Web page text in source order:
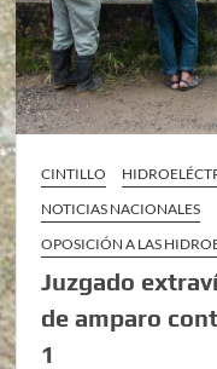
CINTILLO
NOTICIAS NACIONALES
OPOSICIÓN A LAS
Juzgado
de amparo
1